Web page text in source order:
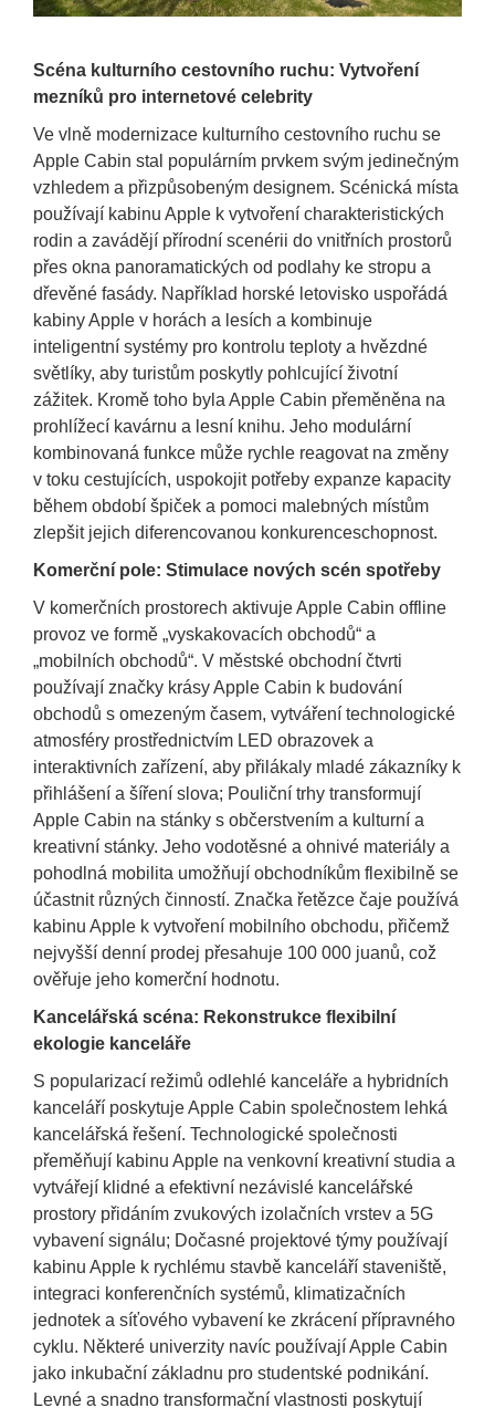
Scéna kulturního cestovního ruchu: Vytvoření
mezníků pro internetové celebrity
Ve vlně modernizace kulturního cestovního ruchu se
Apple Cabin stal populárním prvkem svým jedinečným
vzhledem a přizpůsobeným designem. Scénická místa
používají kabinu Apple k vytvoření charakteristických
rodin a zavádějí přírodní scenérii do vnitřních prostorů
přes okna panoramatických od podlahy ke stropu a
dřevěné fasády. Například horské letovisko uspořádá
kabiny Apple v horách a lesích a kombinuje
inteligentní systémy pro kontrolu teploty a hvězdné
světlíky, aby turistům poskytly pohlcující životní
zážitek. Kromě toho byla Apple Cabin přeměněna na
prohlížecí kavárnu a lesní knihu. Jeho modulární
kombinovaná funkce může rychle reagovat na změny
v toku cestujících, uspokojit potřeby expanze kapacity
během období špiček a pomoci malebných místům
zlepšit jejich diferencovanou konkurenceschopnost.
Komerční pole: Stimulace nových scén spotřeby
V komerčních prostorech aktivuje Apple Cabin offline
provoz ve formě „vyskakovacích obchodů“ a
„mobilních obchodů“. V městské obchodní čtvrti
používají značky krásy Apple Cabin k budování
obchodů s omezeným časem, vytváření technologické
atmosféry prostřednictvím LED obrazovek a
interaktivních zařízení, aby přilákaly mladé zákazníky k
přihlášení a šíření slova; Pouliční trhy transformují
Apple Cabin na stánky s občerstvením a kulturní a
kreativní stánky. Jeho vodotěsné a ohnivé materiály a
pohodlná mobilita umožňují obchodníkům flexibilně se
účastnit různých činností. Značka řetězce čaje používá
kabinu Apple k vytvoření mobilního obchodu, přičemž
nejvyšší denní prodej přesahuje 100 000 juanů, což
ověřuje jeho komerční hodnotu.
Kancelářská scéna: Rekonstrukce flexibilní
ekologie kanceláře
S popularizací režimů odlehlé kanceláře a hybridních
kanceláří poskytuje Apple Cabin společnostem lehká
kancelářská řešení. Technologické společnosti
přeměňují kabinu Apple na venkovní kreativní studia a
vytvářejí klidné a efektivní nezávislé kancelářské
prostory přidáním zvukových izolačních vrstev a 5G
vybavení signálu; Dočasné projektové týmy používají
kabinu Apple k rychlému stavbě kanceláří staveniště,
integraci konferenčních systémů, klimatizačních
jednotek a síťového vybavení ke zkrácení přípravného
cyklu. Některé univerzity navíc používají Apple Cabin
jako inkubační základnu pro studentské podnikání.
Levné a snadno transformační vlastnosti poskytují